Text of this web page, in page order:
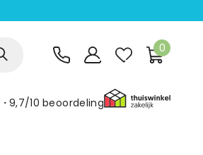
0
9,7/10 beoordeling